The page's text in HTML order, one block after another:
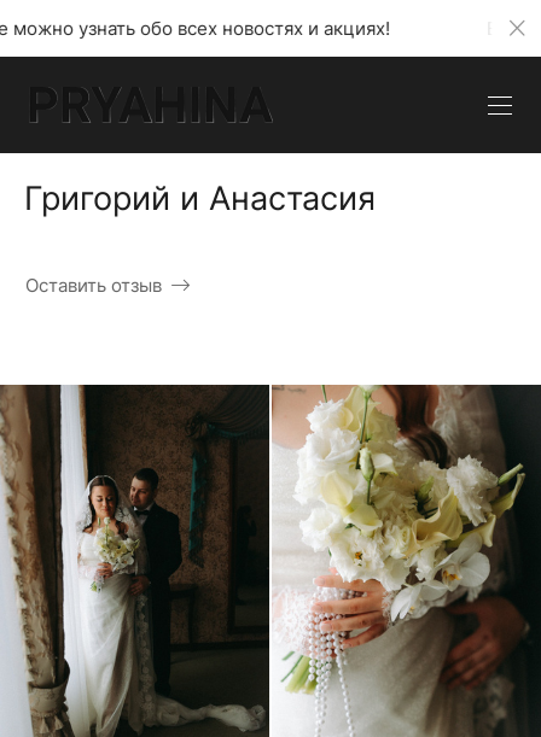
всех новостях и акциях! В моем телеграмм
Григорий и Анастасия
Оставить отзыв